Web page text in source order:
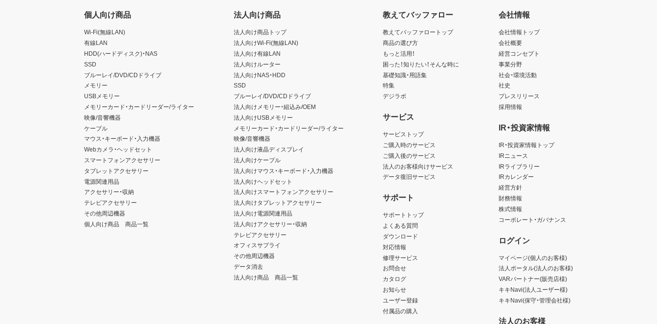
個人向け商品
Wi-Fi(無線LAN)
有線LAN
HDD(ハードディスク)・NAS
SSD
ブルーレイ/DVD/CDドライブ
メモリー
USBメモリー
メモリーカード・カードリーダー/ライター
映像/音響機器
ケーブル
マウス・キーボード・入力機器
Webカメラ・ヘッドセット
スマートフォンアクセサリー
タブレットアクセサリー
電源関連用品
アクセサリー・収納
テレビアクセサリー
その他周辺機器
個人向け商品 商品一覧
法人向け商品
法人向け商品トップ
法人向けWi-Fi(無線LAN)
法人向け有線LAN
法人向けルーター
法人向けNAS・HDD
SSD
ブルーレイ/DVD/CDドライブ
法人向けメモリー・組込み/OEM
法人向けUSBメモリー
メモリーカード・カードリーダー/ライター
映像/音響機器
法人向け液晶ディスプレイ
法人向けケーブル
法人向けマウス・キーボード・入力機器
法人向けヘッドセット
法人向けスマートフォンアクセサリー
法人向けタブレットアクセサリー
法人向け電源関連用品
法人向けアクセサリー・収納
テレビアクセサリー
オフィスサプライ
その他周辺機器
データ消去
法人向け商品 商品一覧
教えてバッファロー
教えてバッファロートップ
商品の選び方
もっと活用！
困った！知りたい！そんな時に
基礎知識・用語集
特集
デジラボ
サービス
サービストップ
ご購入時のサービス
ご購入後のサービス
法人のお客様向けサービス
データ復旧サービス
サポート
サポートトップ
よくある質問
ダウンロード
対応情報
修理サービス
お問合せ
カタログ
お知らせ
ユーザー登録
付属品の購入
会社情報
会社情報トップ
会社概要
経営コンセプト
事業分野
社会・環境活動
社史
プレスリリース
採用情報
IR・投資家情報
IR・投資家情報トップ
IRニュース
IRライブラリー
IRカレンダー
経営方針
財務情報
株式情報
コーポレート・ガバナンス
ログイン
マイページ(個人のお客様)
法人ポータル(法人のお客様)
VARパートナー(販売店様)
キキNavi(法人ユーザー様)
キキNavi(保守・管理会社様)
法人のお客様